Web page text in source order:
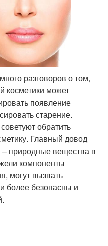
разговоров о том,
косметики может
появление
старение.
обратить
Главный довод
– природные вещества в
компоненты
могут вызвать
более безопасны и